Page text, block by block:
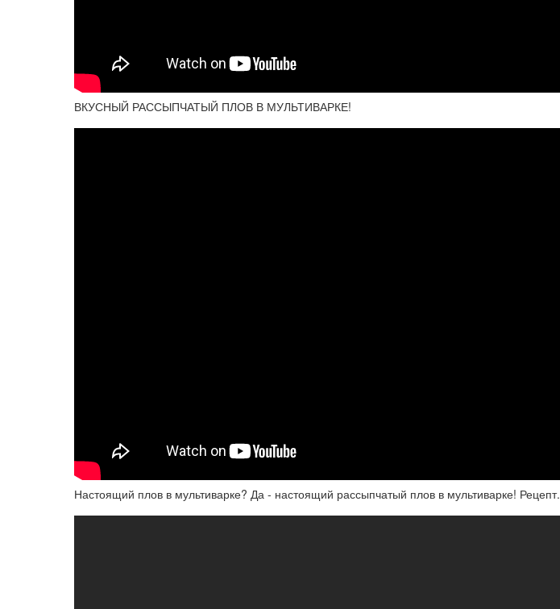
ВКУСНЫЙ РАССЫПЧАТЫЙ ПЛОВ В МУЛЬТИВАРКЕ!
Настоящий плов в мультиварке? Да - настоящий рассыпчатый плов в мультиварке! Рецепт.